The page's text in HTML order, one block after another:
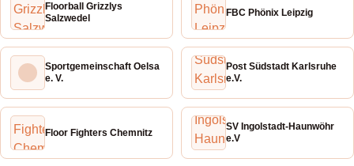
Floorball Grizzlys
Salzwedel
FBC Phönix Leipzig
Sportgemeinschaft Oelsa
e. V.
Post Südstadt Karlsruhe
e.V.
Floor Fighters Chemnitz
SV Ingolstadt-Haunwöhr
e.V